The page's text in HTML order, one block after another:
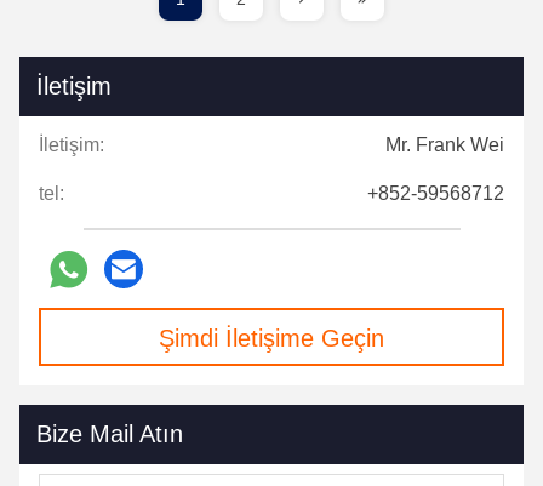
İletişim
İletişim: Mr. Frank Wei
tel: +852-59568712
Şimdi İletişime Geçin
Bize Mail Atın